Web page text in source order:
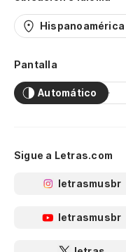
Hispanoamérica
Pantalla
Automático
Sigue a Letras.com
letrasmusbr
letrasmusbr